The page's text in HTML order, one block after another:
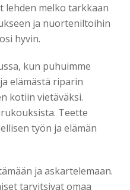
lehden melko tarkkaan
ja nuorteniltoihin
hyvin.
kun puhuimme
elämästä riparin
kotiin vietäväksi.
Teette
työn ja elämän
ja askartelemaan.
tarvitsivat omaa